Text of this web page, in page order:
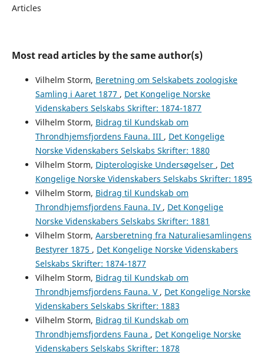
Articles
Most read articles by the same author(s)
Vilhelm Storm, Beretning om Selskabets zoologiske
Samling i Aaret 1877 , Det Kongelige Norske
Videnskabers Selskabs Skrifter: 1874-1877
Vilhelm Storm, Bidrag til Kundskab om
Throndhjemsfjordens Fauna. III , Det Kongelige
Norske Videnskabers Selskabs Skrifter: 1880
Vilhelm Storm, Dipterologiske Undersøgelser , Det
Kongelige Norske Videnskabers Selskabs Skrifter: 1895
Vilhelm Storm, Bidrag til Kundskab om
Throndhjemsfjordens Fauna. IV , Det Kongelige
Norske Videnskabers Selskabs Skrifter: 1881
Vilhelm Storm, Aarsberetning fra Naturaliesamlingens
Bestyrer 1875 , Det Kongelige Norske Videnskabers
Selskabs Skrifter: 1874-1877
Vilhelm Storm, Bidrag til Kundskab om
Throndhjemsfjordens Fauna. V , Det Kongelige Norske
Videnskabers Selskabs Skrifter: 1883
Vilhelm Storm, Bidrag til Kundskab om
Throndhjemsfjordens Fauna , Det Kongelige Norske
Videnskabers Selskabs Skrifter: 1878